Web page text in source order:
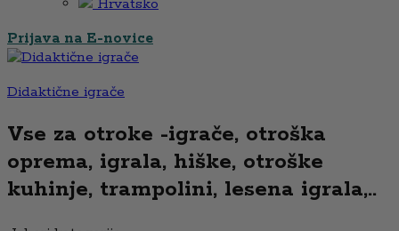
Hrvatsko
Prijava na E-novice
Didaktične igrače
Vse za otroke -igrače, otroška
oprema, igrala, hiške, otroške
kuhinje, trampolini, lesena igrala,..